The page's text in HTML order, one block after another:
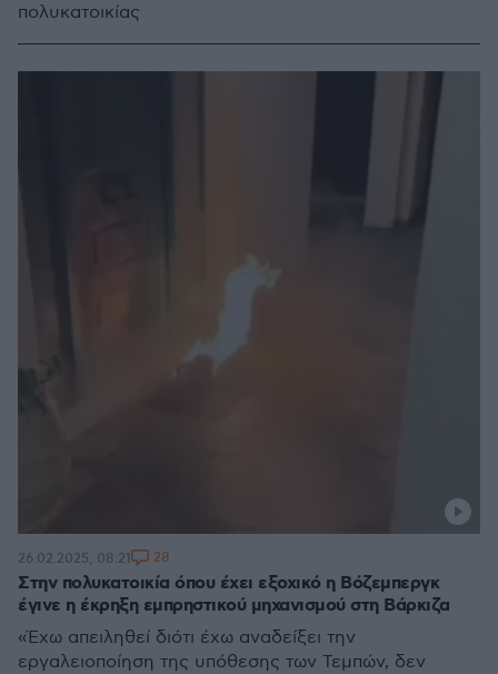
πολυκατοικίας
Στην πολυκατοικία όπου έχει εξοχικό η Βόζεμπεργκ
έγινε η έκρηξη εμπρηστικού μηχανισμού στη Βάρκιζα
«Έχω απειληθεί διότι έχω αναδείξει την
εργαλειοποίηση της υπόθεσης των Τεμπών, δεν
26.02.2025, 08:21 28